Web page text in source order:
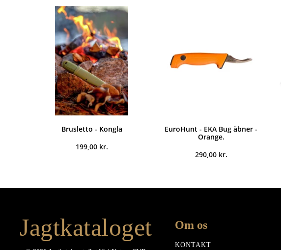
var:
1.399,00 kr..
er:
1.000,00 kr..
Brusletto - Kongla
199,00 kr.
EuroHunt - EKA Bug åbner -
Orange.
290,00 kr.
Jagtkataloget Om os
KONTAKT